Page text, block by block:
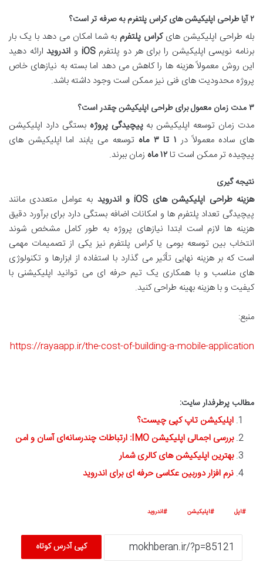
۲آیا طراحی اپلیکیشن های کراس پلتفرم به صرفه تر است؟
بله طراحی اپلیکیشن هایکراس پلتفرم به شما امکان می دهد با یک بار
برنامه نویسی اپلیکیشن را برای هر دو پلتفرمiOS و اندرویدارائه دهید
این روش معمولاً هزینه ها را کاهش می دهد اما بسته به نیازهای خاص
پروژه محدودیت های فنی نیز ممکن است وجود داشته باشد.
۳مدت زمان معمول برای طراحی اپلیکیشن چقدر است؟
مدت زمان توسعه اپلیکیشن بهپیچیدگی پروژه بستگی دارد اپلیکیشن
های ساده معمولاً در ۱ تا۳ ماه توسعه می یابند اما اپلیکیشن های
پیچیده تر ممکن است تا۱۲ماه زمان ببرند.
نتیجه گیری
هزینه طراحی اپلیکیشن های و اندروید به عوامل متعددی مانند
پیچیدگی تعداد پلتفرم ها و امکانات اضافه بستگی دارد برای برآورد دقیق
هزینه ها لازم است ابتدا نیازهای پروژه به طور کامل مشخص شوند
انتخاب بین توسعه بومی یا کراس پلتفرم نیز یکی از تصمیمات مهمی
است که بر هزینه نهایی تأثیر می گذارد با استفاده از ابزارها و تکنولوژی
های مناسب و با همکاری یک تیم حرفه ای می توانید اپلیکیشنی با
کیفیت و با هزینه بهینه طراحی کنید.
منبع:
https://rayaapp.ir/the-cost-of-building-a-mobile-application
مطالب پرطرفدار سایت:
اپلیکیشن تاپ کپی چیست؟
بررسی اجمالی اپلیکیشن IMO: ارتباطات چندرسانه‌ای آسان و امن
بهترین اپلیکیشن های کالری شمار
نرم افزار دوربین عکاسی حرفه ای برای اندروید
اپل اپلیکیشن اندروید
کپی آدرس کوتاه